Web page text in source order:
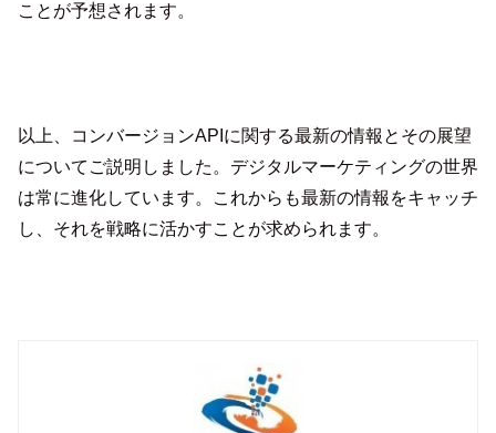
ことが予想されます。
以上、コンバージョンAPIに関する最新の情報とその展望
についてご説明しました。デジタルマーケティングの世界
は常に進化しています。これからも最新の情報をキャッチ
し、それを戦略に活かすことが求められます。